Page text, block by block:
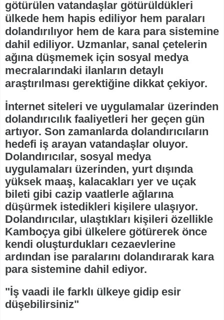
götürülen vatandaşlar götürüldükleri
ülkede hem hapis ediliyor hem paraları
dolandırılıyor hem de kara para sistemine
dahil ediliyor. Uzmanlar, sanal çetelerin
ağına düşmemek için sosyal medya
mecralarındaki ilanların detaylı
araştırılması gerektiğine dikkat çekiyor.
İnternet siteleri ve uygulamalar üzerinden
dolandırıcılık faaliyetleri her geçen gün
artıyor. Son zamanlarda dolandırıcıların
hedefi iş arayan vatandaşlar oluyor.
Dolandırıcılar, sosyal medya
uygulamaları üzerinden, yurt dışında
yüksek maaş, kalacakları yer ve uçak
bileti gibi cazip vaatlerle ağlarına
düşürmek istedikleri kişilere ulaşıyor.
Dolandırıcılar, ulaştıkları kişileri özellikle
Kamboçya gibi ülkelere götürerek önce
kendi oluşturdukları cezaevlerine
ardından ise paralarını dolandırarak kara
para sistemine dahil ediyor.
"İş vaadi ile farklı ülkeye gidip esir
düşebilirsiniz"